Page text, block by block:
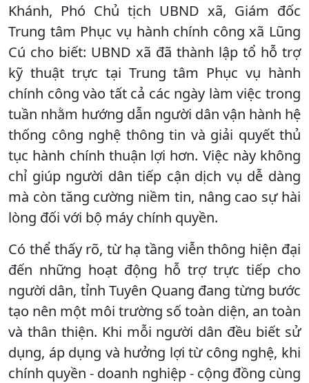
Khánh, Phó Chủ tịch UBND xã, Giám đốc
Trung tâm Phục vụ hành chính công xã Lũng
Cú cho biết: UBND xã đã thành lập tổ hỗ trợ
kỹ thuật trực tại Trung tâm Phục vụ hành
chính công vào tất cả các ngày làm việc trong
tuần nhằm hướng dẫn người dân vận hành hệ
thống công nghệ thông tin và giải quyết thủ
tục hành chính thuận lợi hơn. Việc này không
chỉ giúp người dân tiếp cận dịch vụ dễ dàng
mà còn tăng cường niềm tin, nâng cao sự hài
lòng đối với bộ máy chính quyền.
Có thể thấy rõ, từ hạ tầng viễn thông hiện đại
đến những hoạt động hỗ trợ trực tiếp cho
người dân, tỉnh Tuyên Quang đang từng bước
tạo nên một môi trường số toàn diện, an toàn
và thân thiện. Khi mỗi người dân đều biết sử
dụng, áp dụng và hưởng lợi từ công nghệ, khi
chính quyền - doanh nghiệp - cộng đồng cùng